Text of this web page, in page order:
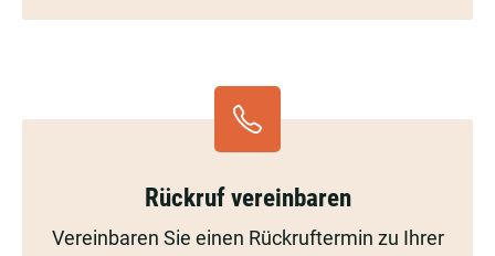
Treppenhaus
Rückruf vereinbaren
Vereinbaren Sie einen Rückruftermin zu Ihrer